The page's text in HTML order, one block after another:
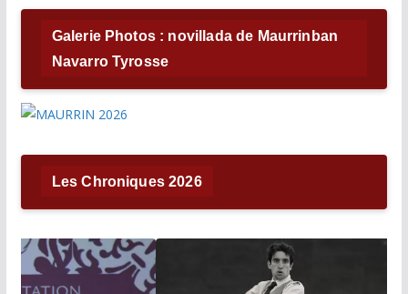
Galerie Photos : novillada de Maurrinban
Navarro Tyrosse
Les Chroniques 2026